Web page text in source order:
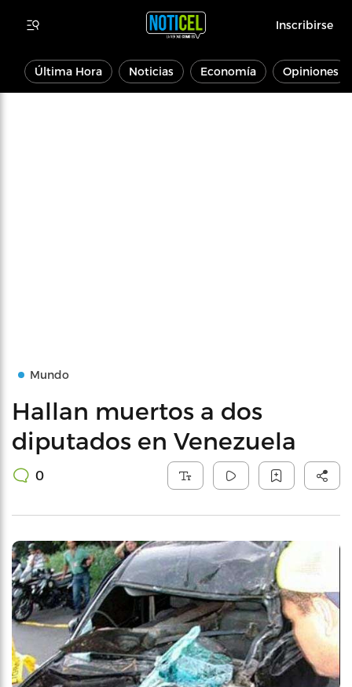
Inscribirse
Última Hora Noticias Economía Opiniones
Mundo
Hallan muertos a dos
diputados en Venezuela
0